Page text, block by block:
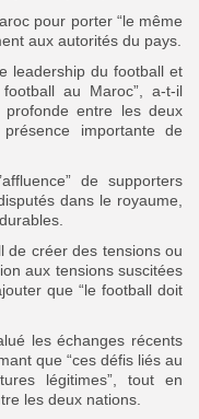
pour porter “le même
aux autorités du pays.
leadership du football et
au Maroc”, a-t-il
profonde entre les deux
importante de
de supporters
dans le royaume,
de créer des tensions ou
aux tensions suscitées
que “le football doit
les échanges récents
que “ces défis liés au
légitimes”, tout en
les deux nations.